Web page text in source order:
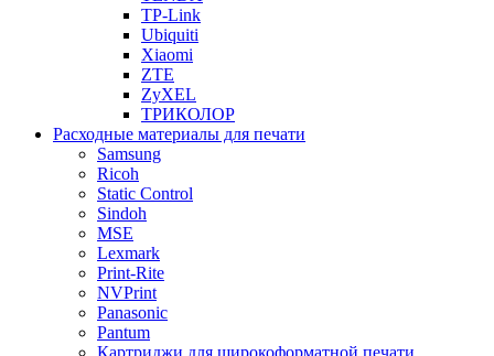
TP-Link
Ubiquiti
Xiaomi
ZTE
ZyXEL
ТРИКОЛОР
Расходные материалы для печати
Samsung
Ricoh
Static Control
Sindoh
MSE
Lexmark
Print-Rite
NVPrint
Panasonic
Pantum